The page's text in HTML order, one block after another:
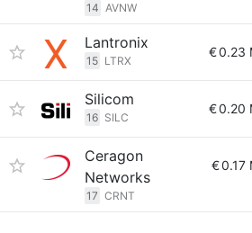
14 AVNW
Lantronix
15 LTRX
€0.23
Silicom
16 SILC
€0.20
Ceragon
Networks
17 CRNT
€0.17